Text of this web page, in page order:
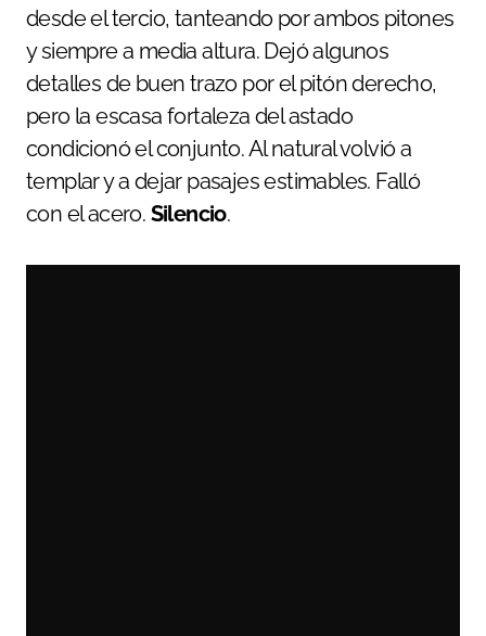
desde el tercio, tanteando por ambos pitones
y siempre a media altura. Dejó algunos
detalles de buen trazo por el pitón derecho,
pero la escasa fortaleza del astado
condicionó el conjunto. Al natural volvió a
templar y a dejar pasajes estimables. Falló
con el acero. Silencio.